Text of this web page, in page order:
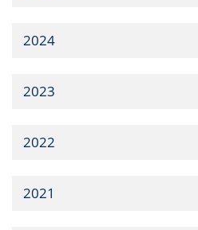
2024
2023
2022
2021